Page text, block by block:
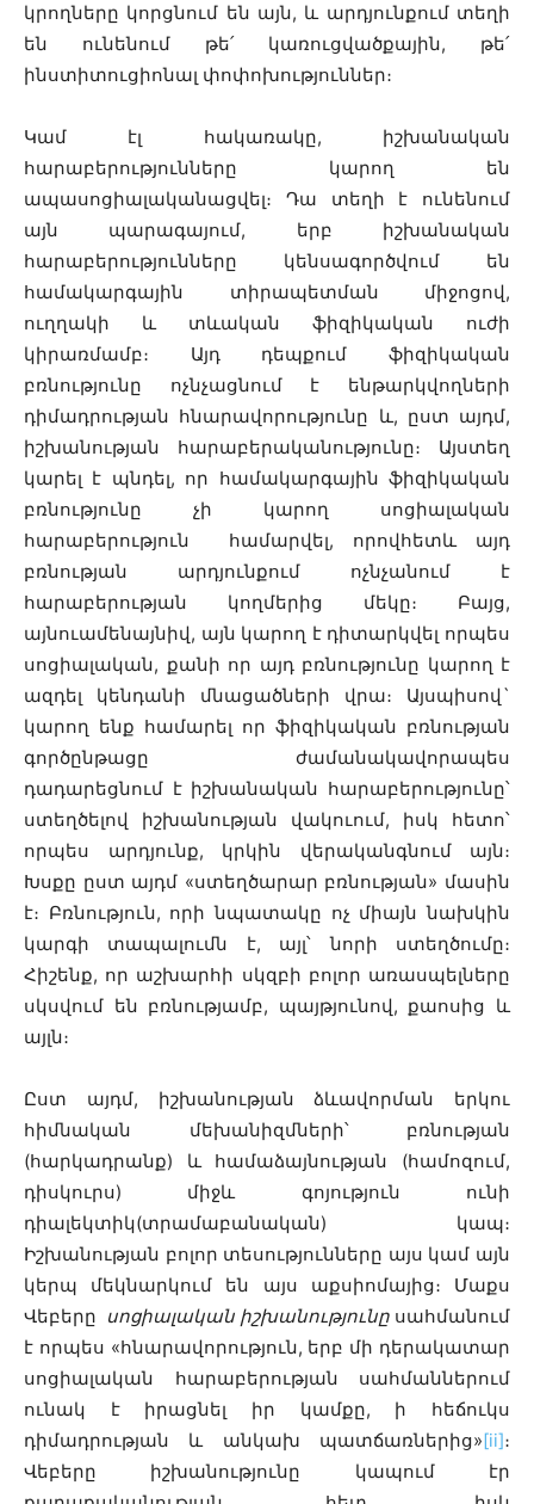
կրողները կորցնում են այն, և արդյունքում տեղի
են ունենում թե՛ կառուցվածքային, թե՛
ինստիտուցիոնալ փոփոխություններ։
Կամ էլ հակառակը, իշխանական
հարաբերությունները կարող են
ապասոցիալականացվել։ Դա տեղի է ունենում
այն պարագայում, երբ իշխանական
հարաբերությունները կենսագործվում են
համակարգային տիրապետման միջոցով,
ուղղակի և տևական ֆիզիկական ուժի
կիրառմամբ։ Այդ դեպքում ֆիզիկական
բռնությունը ոչնչացնում է ենթարկվողների
դիմադրության հնարավորությունը և, ըստ այդմ,
իշխանության հարաբերականությունը։ Այստեղ
կարել է պնդել, որ համակարգային ֆիզիկական
բռնությունը չի կարող սոցիալական
հարաբերություն համարվել, որովհետև այդ
բռնության արդյունքում ոչնչանում է
հարաբերության կողմերից մեկը։ Բայց,
այնուամենայնիվ, այն կարող է դիտարկվել որպես
սոցիալական, քանի որ այդ բռնությունը կարող է
ազդել կենդանի մնացածների վրա։ Այսպիսով`
կարող ենք համարել որ ֆիզիկական բռնության
գործընթացը ժամանակավորապես
դադարեցնում է իշխանական հարաբերությունը՝
ստեղծելով իշխանության վակուում, իսկ հետո՝
որպես արդյունք, կրկին վերականգնում այն։
Խսքը ըստ այդմ «ստեղծարար բռնության» մասին
է։ Բռնություն, որի նպատակը ոչ միայն նախկին
կարգի տապալումն է, այլ՝ նորի ստեղծումը։
Հիշենք, որ աշխարհի սկզբի բոլոր առասպելները
սկսվում են բռնությամբ, պայթյունով, քաոսից և
այլն։
Ըստ այդմ, իշխանության ձևավորման երկու
հիմնական մեխանիզմների՝ բռնության
(հարկադրանք) և համաձայնության (համոզում,
դիսկուրս) միջև գոյություն ունի
դիալեկտիկ(տրամաբանական) կապ։
Իշխանության բոլոր տեսությունները այս կամ այն
կերպ մեկնարկում են այս աքսիոմայից։ Մաքս
Վեբերը սոցիալական իշխանությունը սահմանում
է որպես «հնարավորություն, երբ մի դերակատար
սոցիալական հարաբերության սահմաններում
ունակ է իրացնել իր կամքը, ի հեճուկս
դիմադրության և անկախ պատճառներից»[ii]։
Վեբերը իշխանությունը կապում էր